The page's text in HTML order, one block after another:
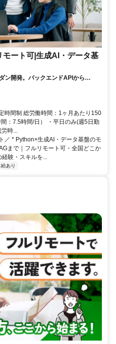
ート可|生成AI・データ基
ン開発。バックエンドAPIから
開発が日常のチームで。残業月10h
時間制 総労働時間：1ヶ月あたり150
：7.5時間/日） ・平日のみ(週5日勤
時...
／ * Python×生成AI・データ基盤のモ
まで｜フルリモート可・全国どこか
験・スキルを...
給あり